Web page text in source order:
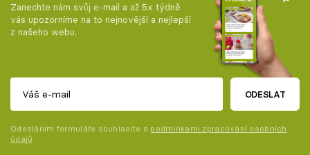
Zanechte nám svůj e-mail a až 5x týdně
vás upozorníme na to nejnovější a nejlepší
z našeho webu.
ODESLAT
Odesláním formuláře souhlasíte s podmínkami zpracování osobních
údajů